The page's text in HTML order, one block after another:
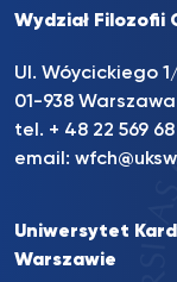
Wydział Filozofii
Ul. Wóycickiego
01-938 Warszawa
tel. + 48 22 569 68
email:
Uniwersytet
Warszawie